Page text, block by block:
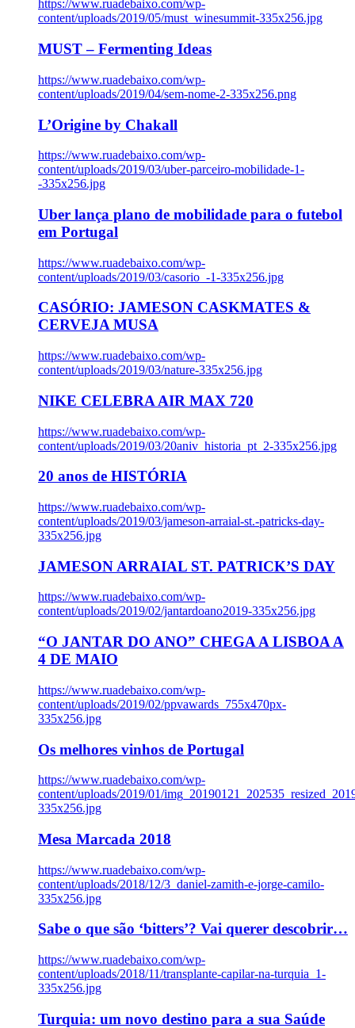
https://www.ruadebaixo.com/wp-
content/uploads/2019/05/must_winesummit-335x256.jpg
MUST – Fermenting Ideas
https://www.ruadebaixo.com/wp-
content/uploads/2019/04/sem-nome-2-335x256.png
L’Origine by Chakall
https://www.ruadebaixo.com/wp-
content/uploads/2019/03/uber-parceiro-mobilidade-1-
-335x256.jpg
Uber lança plano de mobilidade para o futebol
em Portugal
https://www.ruadebaixo.com/wp-
content/uploads/2019/03/casorio_-1-335x256.jpg
CASÓRIO: JAMESON CASKMATES &
CERVEJA MUSA
https://www.ruadebaixo.com/wp-
content/uploads/2019/03/nature-335x256.jpg
NIKE CELEBRA AIR MAX 720
https://www.ruadebaixo.com/wp-
content/uploads/2019/03/20aniv_historia_pt_2-335x256.jpg
20 anos de HISTÓRIA
https://www.ruadebaixo.com/wp-
content/uploads/2019/03/jameson-arraial-st.-patricks-day-
335x256.jpg
JAMESON ARRAIAL ST. PATRICK’S DAY
https://www.ruadebaixo.com/wp-
content/uploads/2019/02/jantardoano2019-335x256.jpg
“O JANTAR DO ANO” CHEGA A LISBOA A
4 DE MAIO
https://www.ruadebaixo.com/wp-
content/uploads/2019/02/ppvawards_755x470px-
335x256.jpg
Os melhores vinhos de Portugal
https://www.ruadebaixo.com/wp-
content/uploads/2019/01/
335x256.jpg
Mesa Marcada 2018
https://www.ruadebaixo.com/wp-
content/uploads/2018/12/3_daniel-zamith-e-jorge-camilo-
335x256.jpg
Sabe o que são ‘bitters’? Vai querer descobrir…
https://www.ruadebaixo.com/wp-
content/uploads/2018/11/transplante-capilar-na-turquia_1-
335x256.jpg
Turquia: um novo destino para a sua Saúde